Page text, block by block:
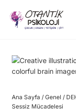
content
Ana Sayfa / Genel /
Sessiz Mücadelesi